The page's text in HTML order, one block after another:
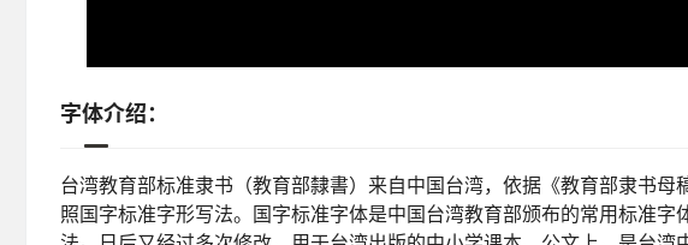
字体介绍：
台湾教育部标准隶书（教育部隸書）来自中国台湾，依据《教育部隶书
照国字标准字形写法。国字标准字体是中国台湾教育部颁布的常用标准